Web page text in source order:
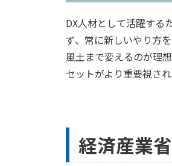
DX人材として活躍する
ず、常に新しいやり方
風土まで変えるのが理
セットがより重要視さ
経済産業